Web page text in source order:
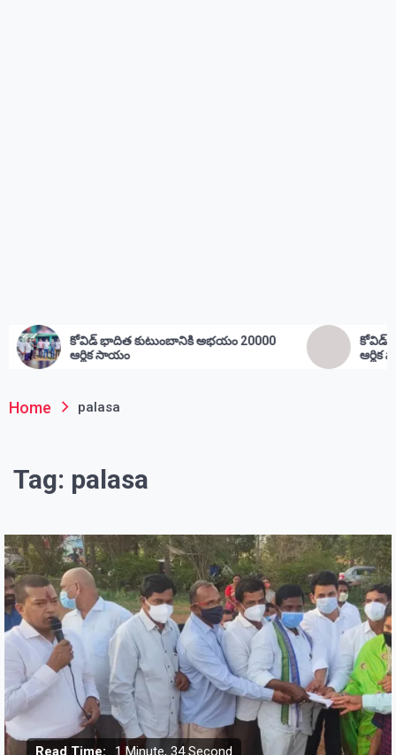
అభయం 20000
కోవిడ్ భాదిత కుటుంభం కి
Home palasa
Tag: palasa
Read Time: 1 Minute, 34 Second